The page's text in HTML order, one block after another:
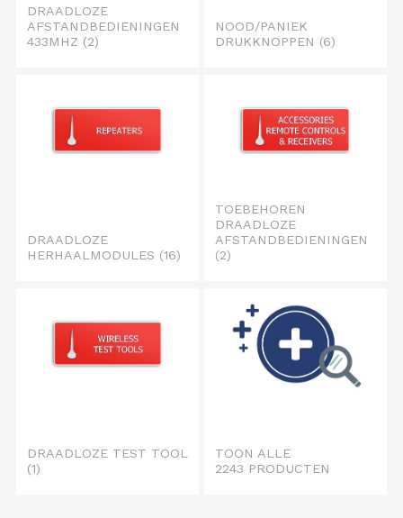
DRAADLOZE
AFSTANDBEDIENINGEN
433MHZ (2)
NOOD/PANIEK
DRUKKNOPPEN (6)
DRAADLOZE
HERHAALMODULES (16)
TOEBEHOREN
DRAADLOZE
AFSTANDBEDIENINGEN
(2)
DRAADLOZE TEST TOOL
(1)
TOON ALLE
2243 PRODUCTEN